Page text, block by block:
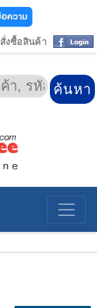
สั่งซื้อสินค้า